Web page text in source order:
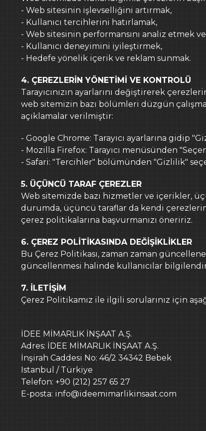
- Web sitesinin işlevselliğini artırmak,
- Kullanıcı tercihlerini hatırlamak,
- Web sitesinin performansını analiz etmek
- Kullanıcı deneyimini iyileştirmek,
- Hedefe yönelik içerik ve reklam sunmak.
4. ÇEREZLERİN YÖNETİMİ VE KONTROLÜ
Tarayıcınızın ayarlarını değiştirerek
web sitemizin bazı bölümleri düzgün
açıklamalar verilmiştir:
- Google Chrome: Tarayıcı ayarlarına
- Mozilla Firefox: Tarayıcı menüsünden
- Safari: "Tercihler" bölümünden "Gizlilik"
5. ÜÇÜNCÜ TARAF ÇEREZLER
Web sitemizde bazı hizmetler ve içerikler,
durumda, üçüncü taraflar da kendi
çerez politikalarına başvurmanızı öneririz.
6. ÇEREZ POLİTİKASINDA DEĞİŞİKLİKLER
Bu Çerez Politikası, zaman zaman
güncellenmesi halinde kullanıcılar
7. İLETİŞİM
Çerez Politikamız ile ilgili sorularınız için
İDEE MİMARLIK İNŞAAT A.Ş.
Adres: İDEE MİMARLIK İNŞAAT A.Ş.
İnşirah Caddesi No: 46/2 34342 Bebek
Istanbul / Türkiye
Telefon: +90 (212) 257 65 27
E-posta: info@ideemimarlikinsaat.com